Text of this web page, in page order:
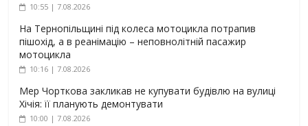
10:55 | 7.08.2026
На Тернопільщині під колеса мотоцикла потрапив
пішохід, а в реанімацію – неповнолітній пасажир
мотоцикла
10:16 | 7.08.2026
Мер Чорткова закликав не купувати будівлю на вулиці
Хічія: її планують демонтувати
10:00 | 7.08.2026